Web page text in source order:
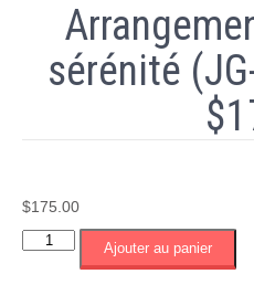
sérénité
$175.00
quantité
Ajouter au panier